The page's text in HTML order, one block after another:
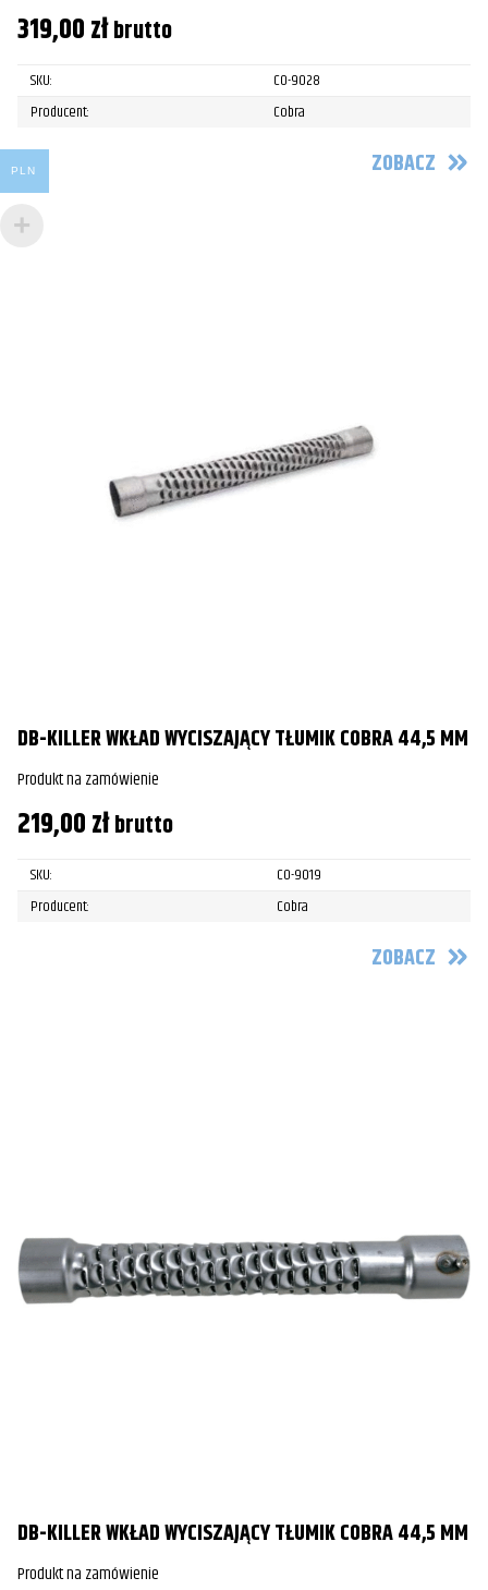
319,00złbrutto
SKU:
CO-9028
Producent:
Cobra
ZOBACZ
DB-KILLER WKŁAD WYCISZAJĄCY TŁUMIK COBRA 44,5 MM
Produkt na zamówienie
219,00złbrutto
SKU:
CO-9019
Producent:
Cobra
ZOBACZ
DB-KILLER WKŁAD WYCISZAJĄCY TŁUMIK COBRA 44,5 MM
Produkt na zamówienie
PLN